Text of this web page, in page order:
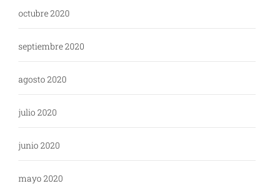
octubre 2020
septiembre 2020
agosto 2020
julio 2020
junio 2020
mayo 2020